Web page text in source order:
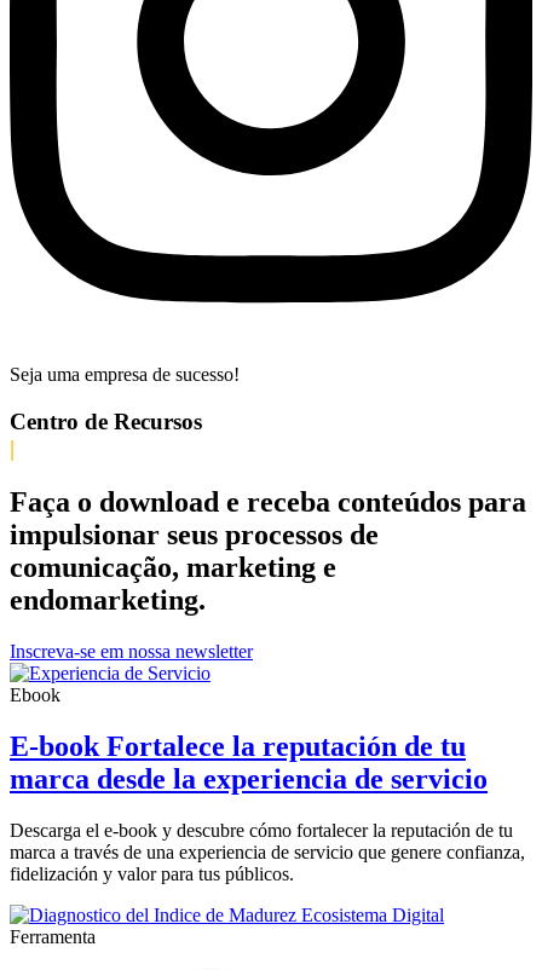
Seja uma empresa de sucesso!
Centro de Recursos
|
Faça o download e receba conteúdos para
impulsionar seus processos de
comunicação, marketing e
endomarketing.
Inscreva-se em nossa newsletter
Ebook
E-book Fortalece la reputación de tu
marca desde la experiencia de servicio
Descarga el e-book y descubre cómo fortalecer la reputación de tu
marca a través de una experiencia de servicio que genere confianza,
fidelización y valor para tus públicos.
Ferramenta